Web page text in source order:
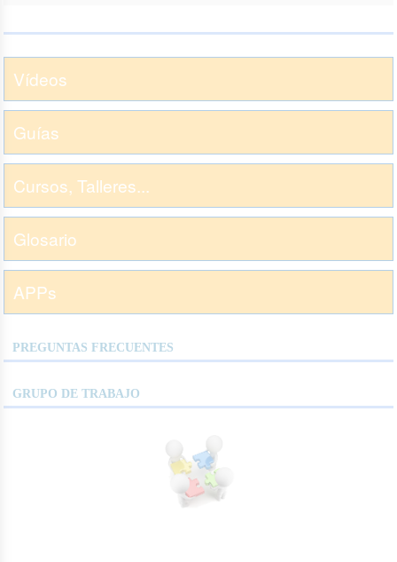
Vídeos
Guías
Cursos, Talleres...
Glosario
APPs
PREGUNTAS FRECUENTES
GRUPO DE TRABAJO